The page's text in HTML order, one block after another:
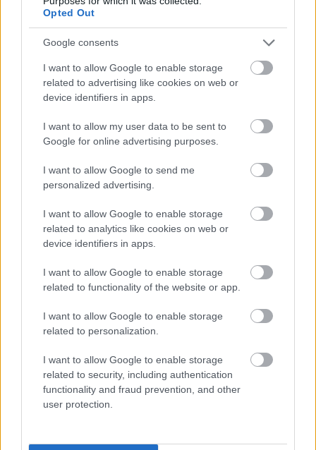
Opted Out
Google consents
I want to allow Google to enable storage
related to advertising like cookies on web or
device identifiers in apps.
I want to allow my user data to be sent to
Google for online advertising purposes.
I want to allow Google to send me
personalized advertising.
I want to allow Google to enable storage
related to analytics like cookies on web or
device identifiers in apps.
I want to allow Google to enable storage
related to functionality of the website or app.
I want to allow Google to enable storage
related to personalization.
I want to allow Google to enable storage
related to security, including authentication
functionality and fraud prevention, and other
user protection.
ΑΣΕΠ: Πιστοποίηση Αγγλικών σε
μόνο 2 ημέρες στα χέρια σας
ΑΣΕΠ: Εξ αποστάσεως η πιο Εύκολη
Πιστοποίηση Υπολογιστών σε 2
μέρες
Μάθε πρώτος όλες τις σημαντικές
Βάλε το proson.gr στα αποτελέσματα
αναζήτησης της Google